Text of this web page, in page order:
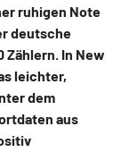
ruhigen Note
deutsche
Zählern. In New
leichter,
dem
aus